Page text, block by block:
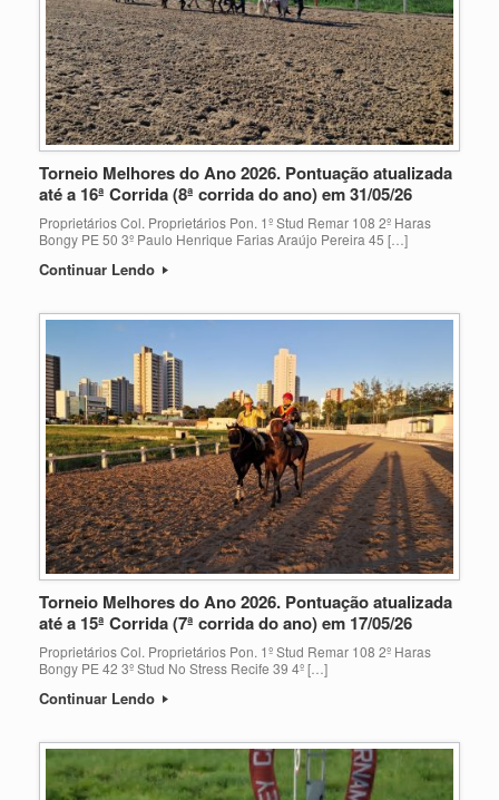
Torneio Melhores do Ano 2026. Pontuação atualizada
até a 16ª Corrida (8ª corrida do ano) em 31/05/26
Proprietários Col. Proprietários Pon. 1º Stud Remar 108 2º Haras
Bongy PE 50 3º Paulo Henrique Farias Araújo Pereira 45 […]
Continuar Lendo
Torneio Melhores do Ano 2026. Pontuação atualizada
até a 15ª Corrida (7ª corrida do ano) em 17/05/26
Proprietários Col. Proprietários Pon. 1º Stud Remar 108 2º Haras
Bongy PE 42 3º Stud No Stress Recife 39 4º […]
Continuar Lendo